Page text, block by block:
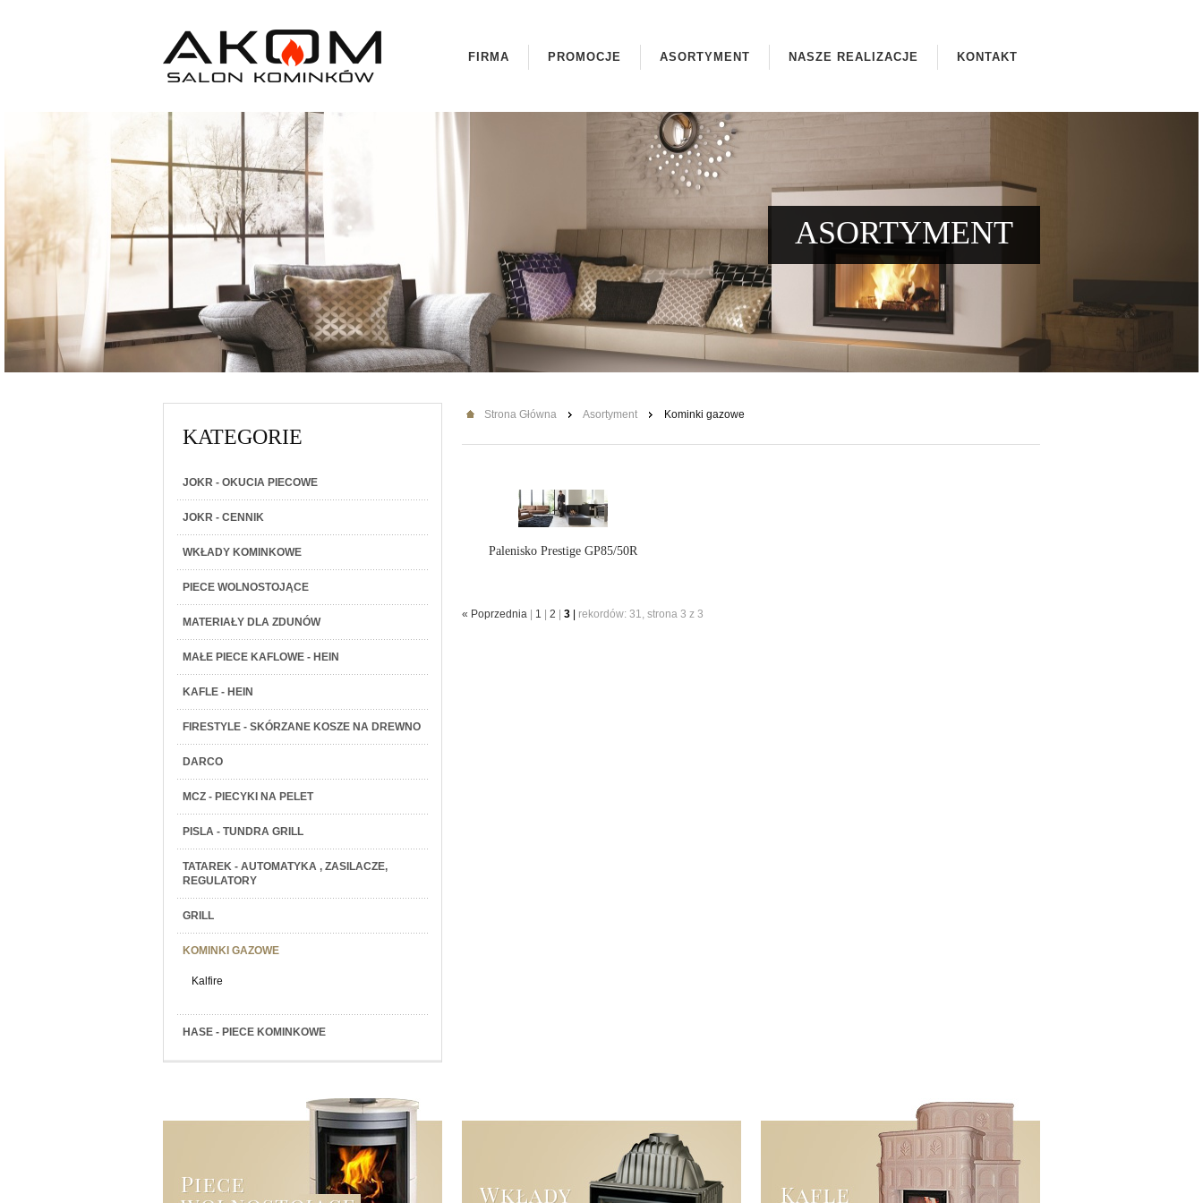
FIRMA PROMOCJE ASORTYMENT NASZE REALIZACJE KONTAKT
ASORTYMENT
KATEGORIE
JOKR - OKUCIA PIECOWE
JOKR - CENNIK
WKŁADY KOMINKOWE
PIECE WOLNOSTOJĄCE
MATERIAŁY DLA ZDUNÓW
MAŁE PIECE KAFLOWE - HEIN
KAFLE - HEIN
FIRESTYLE - SKÓRZANE KOSZE NA DREWNO
DARCO
MCZ - PIECYKI NA PELET
PISLA - TUNDRA GRILL
TATAREK - AUTOMATYKA , ZASILACZE,
REGULATORY
GRILL
KOMINKI GAZOWE
Kalfire
HASE - PIECE KOMINKOWE
Strona Główna Asortyment Kominki gazowe
Palenisko Prestige GP85/50R
« Poprzednia 1 2 3 rekordów: 31, strona 3 z 3